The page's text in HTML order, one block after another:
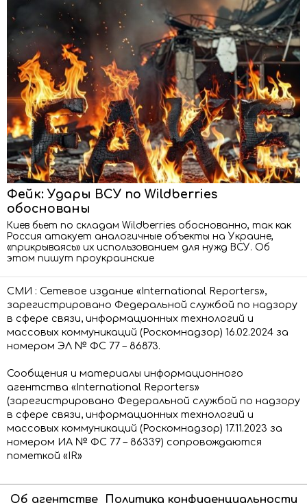
Фейк: Удары ВСУ по Wildberries
обоснованы
Киев бьет по складам Wildberries обоснованно, так как
Россия атакует аналогичные объекты на Украине,
«прикрываясь» их использованием для нужд ВСУ. Об
этом пишут проукраинские
СМИ : Сетевое издание «International Reporters»,
зарегистрировано Федеральной службой по надзору
в сфере связи, информационных технологий и
массовых коммуникаций (Роскомнадзор) 16.02.2024 за
номером ЭЛ № ФС 77 – 86873.
Сообщения и материалы информационного
агентства «International Reporters»
(зарегистрировано Федеральной службой по надзору
в сфере связи, информационных технологий и
массовых коммуникаций (Роскомнадзор) 17.11.2023 за
номером ИА № ФС 77 – 86339) сопровождаются
пометкой «IR»
Об агентстве Политика конфиденциальности